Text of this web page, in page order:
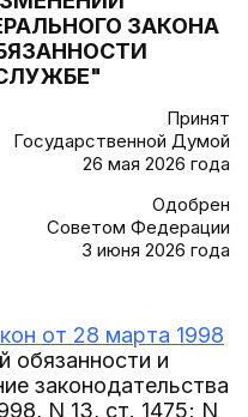
ЗАКОНА
Принят
Государственной Думой
26 мая 2026 года
Одобрен
Советом Федерации
3 июня 2026 года
от 28 марта 1998
обязанности и
законодательства
N 13, ст. 1475; N